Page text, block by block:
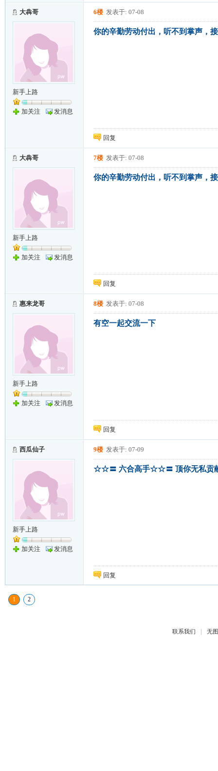
大犇哥
新手上路
加关注 发消息
6楼 发表于: 07-08
你的辛勤劳动付出，听不到掌声，
回复
大犇哥
新手上路
加关注 发消息
7楼 发表于: 07-08
你的辛勤劳动付出，听不到掌声，
回复
惠来龙哥
新手上路
加关注 发消息
8楼 发表于: 07-08
有空一起交流一下
回复
西瓜仙子
新手上路
加关注 发消息
9楼 发表于: 07-09
☆☆〓 六合高手☆☆〓 顶你无私
回复
1 2
联系我们 | 无